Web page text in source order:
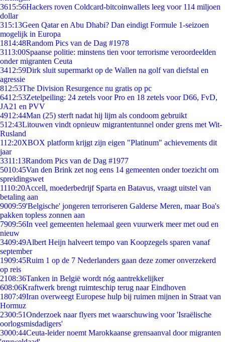
3615:56Hackers roven Coldcard-bitcoinwallets leeg voor 114 miljoen
dollar
315:13Geen Qatar en Abu Dhabi? Dan eindigt Formule 1-seizoen
mogelijk in Europa
1814:48Random Pics van de Dag #1978
3113:00Spaanse politie: minstens tien voor terrorisme veroordeelden
onder migranten Ceuta
3412:59Dirk sluit supermarkt op de Wallen na golf van diefstal en
agressie
812:53The Division Resurgence nu gratis op pc
6412:53Zetelpeiling: 24 zetels voor Pro en 18 zetels voor D66, FvD,
JA21 en PVV
4912:44Man (25) sterft nadat hij lijm als condoom gebruikt
512:43Litouwen vindt opnieuw migrantentunnel onder grens met Wit-
Rusland
112:20XBOX platform krijgt zijn eigen "Platinum" achievements dit
jaar
3311:13Random Pics van de Dag #1977
5010:45Van den Brink zet nog eens 14 gemeenten onder toezicht om
spreidingswet
1110:20Accell, moederbedrijf Sparta en Batavus, vraagt uitstel van
betaling aan
9009:59'Belgische' jongeren terroriseren Galderse Meren, maar Boa's
pakken topless zonnen aan
7909:56In veel gemeenten helemaal geen vuurwerk meer met oud en
nieuw
3409:49Albert Heijn halveert tempo van Koopzegels sparen vanaf
september
1909:45Ruim 1 op de 7 Nederlanders gaan deze zomer onverzekerd
op reis
2108:36Tanken in België wordt nóg aantrekkelijker
608:06Kraftwerk brengt ruimteschip terug naar Eindhoven
1807:49Iran overweegt Europese hulp bij ruimen mijnen in Straat van
Hormuz
2300:51Onderzoek naar flyers met waarschuwing voor 'Israëlische
oorlogsmisdadigers'
3000:44Ceuta-leider noemt Marokkaanse grensaanval door migranten